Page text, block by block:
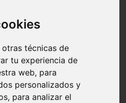
técnicas de
tu experiencia de
web, para
personalizados y
para analizar el